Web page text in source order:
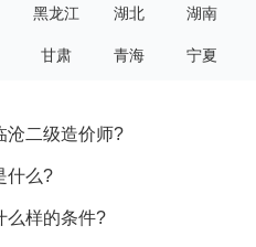
黑龙江 湖北 湖南
甘肃 青海 宁夏
沧二级造价师?
什么?
么样的条件?